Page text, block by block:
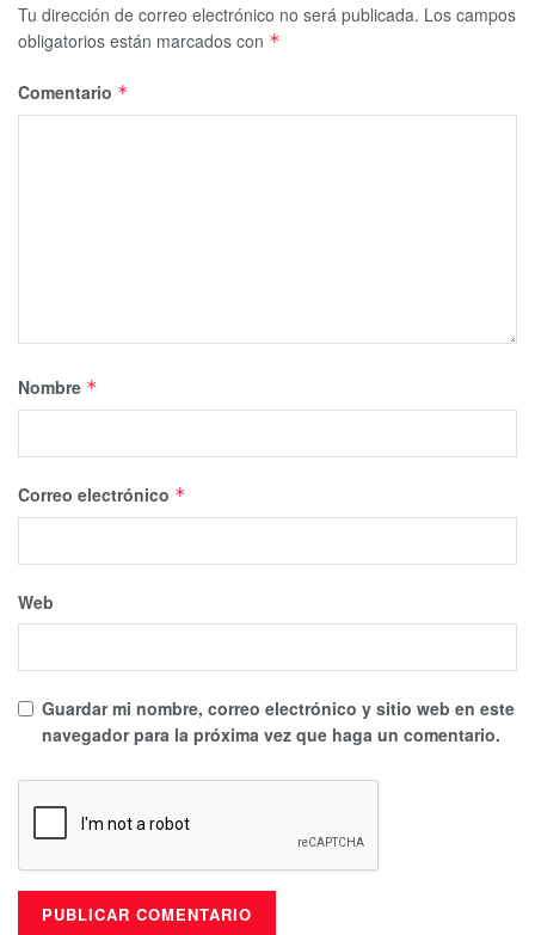
Tu dirección de correo electrónico no será publicada. Los campos
obligatorios están marcados con *
Comentario *
Nombre *
Correo electrónico *
Web
Guardar mi nombre, correo electrónico y sitio web en este
navegador para la próxima vez que haga un comentario.